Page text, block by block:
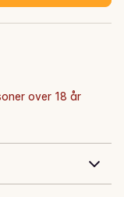
over 18 år